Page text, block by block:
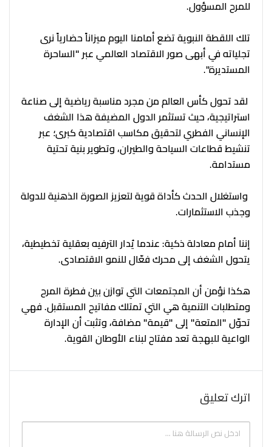
للمرح المسؤول.
​تلك اللقطة النبوية تضع أمامنا اليوم ميزاناً حضارياً نرى
تجلياته في أبهى صور الاقتصاد العالمي عبر "الساحرة
المستديرة".
لقد تحول كأس العالم من مجرد مناسبة رياضية إلى صناعة
استراتيجية، حيث تستثمر الدول المضيفة هذا الشغف
الإنساني الفطري لتحقيق مكاسب اقتصادية كبرى؛ عبر
تنشيط قطاعات السياحة والطيران، وتطوير بنية تحتية
مستدامة.
واستغلال الحدث كأداة قوية لتعزيز الصورة الذهنية للدولة
وجذب الاستثمارات.
​إننا أمام معادلة ذكية: عندما يُدار الترفيه بعقلية تخطيطية،
يتحول الشغف إلى محرك فعّال للنمو الاقتصادى.
هكذا نؤمن أن المجتمعات التي توازن بين فطرة المرح
ومتطلبات التنمية هي التي تمتلك مفاتيح المستقبل. فهي
تحوّل "المتعة" إلى "قيمة" مضافة، وتثبت أن الإدارة
الواعية للبهجة تعد مفتاح لبناء الأوطان القوية.
اترك تعليق